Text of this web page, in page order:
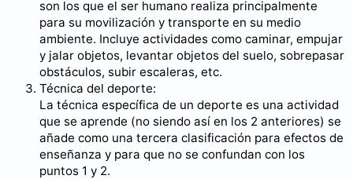
son los que el ser humano realiza principalmente
para su movilización y transporte en su medio
ambiente. Incluye actividades como caminar, empujar
y jalar objetos, levantar objetos del suelo, sobrepasar
obstáculos, subir escaleras, etc.
Técnica del deporte:
La técnica específica de un deporte es una actividad
que se aprende (no siendo así en los 2 anteriores) se
añade como una tercera clasificación para efectos de
enseñanza y para que no se confundan con los
puntos 1 y 2.